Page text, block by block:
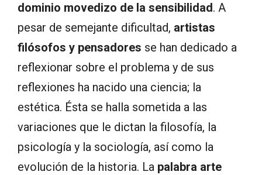
dominio movedizo de la sensibilidad. A
pesar de semejante dificultad, artistas
filósofos y pensadores se han dedicado a
reflexionar sobre el problema y de sus
reflexiones ha nacido una ciencia; la
estética. Ésta se halla sometida a las
variaciones que le dictan la filosofía, la
psicología y la sociología, así como la
evolución de la historia. La palabra arte